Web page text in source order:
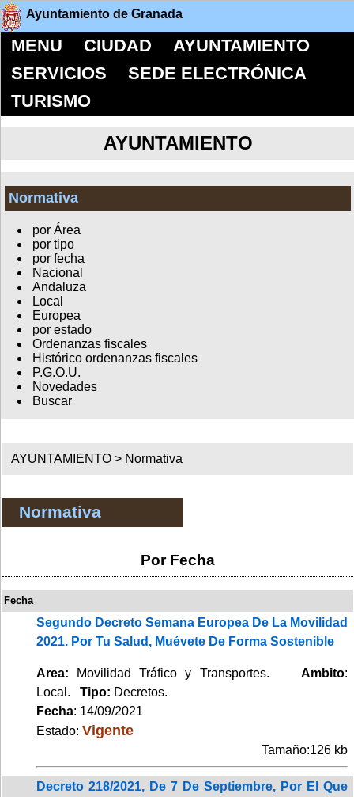
Ayuntamiento de Granada
MENU CIUDAD
AYUNTAMIENTO
SERVICIOS
SEDE ELECTRÓNICA
TURISMO
AYUNTAMIENTO
Normativa
por Área
por tipo
por fecha
Nacional
Andaluza
Local
Europea
por estado
Ordenanzas fiscales
Histórico ordenanzas fiscales
P.G.O.U.
Novedades
Buscar
AYUNTAMIENTO > Normativa
Normativa
Por Fecha
Fecha
Segundo Decreto Semana Europea De La Movilidad
2021. Por Tu Salud, Muévete De Forma Sostenible
Area: Movilidad Tráfico y Transportes. Ambito:
Local. Tipo: Decretos.
Fecha: 14/09/2021
Estado: Vigente
Tamaño:126 kb
Decreto 218/2021, De 7 De Septiembre, Por El Que